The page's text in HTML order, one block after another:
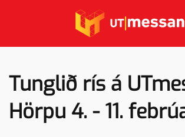
Skip to main content
Tunglið rís á
Hörpu 4. - 11.